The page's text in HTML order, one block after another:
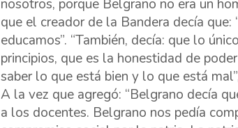
nosotros, porque Belgrano no era un
que el creador de la Bandera decía
educamos”. “También, decía: que lo
principios, que es la honestidad de
saber lo que está bien y lo que está
A la vez que agregó: “Belgrano decía
a los docentes. Belgrano nos pedía